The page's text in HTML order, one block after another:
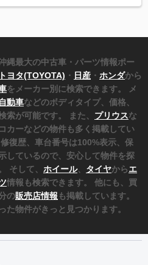
縄最大の中古車・パーツ情報ポー
トヨタ(TOYOTA) ・ 日産 ・ ホンダから
をメーカー別に検索できます。 メ
動車などのボディタイプ、価格、
索が可能です。 また、 プリウスな
カーなどの物件も多く掲載してい
復歴、車台番号は100%表示、保
しているので、安心して物件を探
そして、 ホイール、 タイヤからエ
情報も検索できます。 他にも、買
の販売店情報 も掲載しています。
た物件がきっと見つかります。